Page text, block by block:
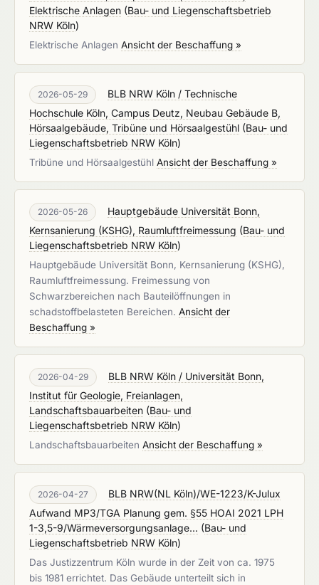
Elektrische Anlagen (Bau- und Liegenschaftsbetrieb
NRW Köln)
Elektrische Anlagen Ansicht der Beschaffung »
2026-05-29
BLB NRW Köln / Technische
Hochschule Köln, Campus Deutz, Neubau Gebäude B,
Hörsaalgebäude, Tribüne und Hörsaalgestühl (Bau- und
Liegenschaftsbetrieb NRW Köln)
Tribüne und Hörsaalgestühl Ansicht der Beschaffung »
2026-05-26
Hauptgebäude Universität Bonn,
Kernsanierung (KSHG), Raumluftfreimessung (Bau- und
Liegenschaftsbetrieb NRW Köln)
Hauptgebäude Universität Bonn, Kernsanierung (KSHG),
Raumluftfreimessung. Freimessung von
Schwarzbereichen nach Bauteilöffnungen in
schadstoffbelasteten Bereichen. Ansicht der
Beschaffung »
2026-04-29
BLB NRW Köln / Universität Bonn,
Institut für Geologie, Freianlagen,
Landschaftsbauarbeiten (Bau- und
Liegenschaftsbetrieb NRW Köln)
Landschaftsbauarbeiten Ansicht der Beschaffung »
2026-04-27
BLB NRW(NL Köln)/WE-1223/K-Julux
Aufwand MP3/TGA Planung gem. §55 HOAI 2021 LPH
1-3,5-9/Wärmeversorgungsanlage... (Bau- und
Liegenschaftsbetrieb NRW Köln)
Das Justizzentrum Köln wurde in der Zeit von ca. 1975
bis 1981 errichtet. Das Gebäude unterteilt sich in